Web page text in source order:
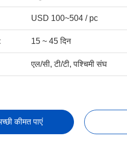
USD 100~504 / pc
15 ~ 45 दिन
एल/सी, टी/टी, पश्चिमी संघ
कीमत पाएं